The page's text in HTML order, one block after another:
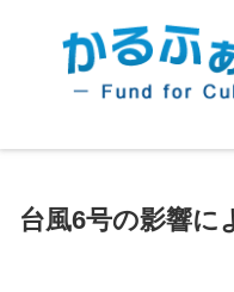
台風6号の影響に